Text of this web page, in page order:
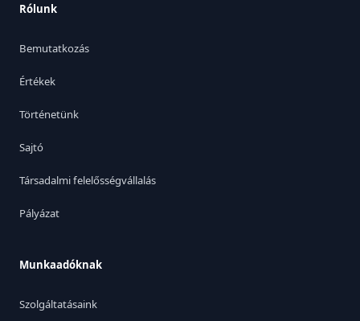
Rólunk
Bemutatkozás
Értékek
Történetünk
Sajtó
Társadalmi felelősségvállalás
Pályázat
Munkaadóknak
Szolgáltatásaink